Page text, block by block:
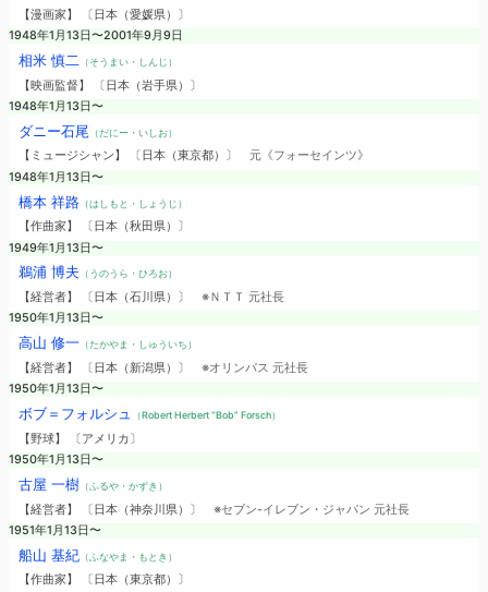
【漫画家】 〔日本（愛媛県）〕
1948年1月13日〜2001年9月9日
相米 慎二 （そうまい・しんじ）
【映画監督】 〔日本（岩手県）〕
1948年1月13日〜
ダニー石尾 （だにー・いしお）
【ミュージシャン】 〔日本（東京都）〕 元《フォーセインツ》
1948年1月13日〜
橋本 祥路（はしもと・しょうじ）
【作曲家】 〔日本（秋田県）〕
1949年1月13日〜
鵜浦 博夫 （うのうら・ひろお）
【経営者】 〔日本（石川県）〕 ※ＮＴＴ 元社長
1950年1月13日〜
高山 修一（たかやま・しゅういち）
【経営者】 〔日本（新潟県）〕 ※オリンパス 元社長
1950年1月13日〜
ボブ＝フォルシュ （Robert Herbert “Bob” Forsch）
【野球】 〔アメリカ〕
1950年1月13日〜
古屋 一樹（ふるや・かずき）
【経営者】 〔日本（神奈川県）〕 ※セブン-イレブン・ジャパン 元社長
1951年1月13日〜
船山 基紀（ふなやま・もとき）
【作曲家】 〔日本（東京都）〕